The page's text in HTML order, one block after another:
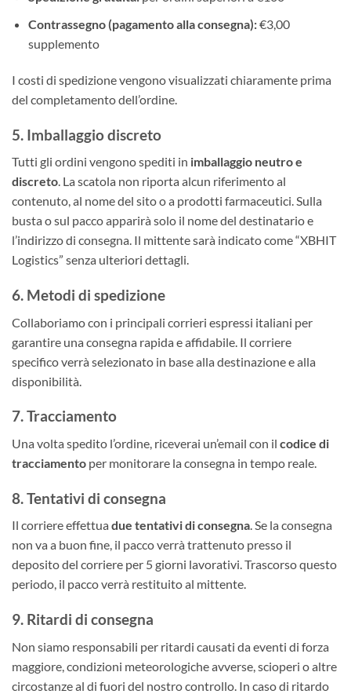
Contrassegno (pagamento alla consegna):€3,00
supplemento
I costi di spedizione vengono visualizzati chiaramente prima
del completamento dell’ordine.
5. Imballaggio discreto
Tutti gli ordini vengono spediti in imballaggio neutro e
discreto. La scatola non riporta alcun riferimento al
contenuto, al nome del sito o a prodotti farmaceutici. Sulla
busta o sul pacco apparirà solo il nome del destinatario e
l’indirizzo di consegna. Il mittente sarà indicato come “XBHIT
Logistics” senza ulteriori dettagli.
6. Metodi di spedizione
Collaboriamo con i principali corrieri espressi italiani per
garantire una consegna rapida e affidabile. Il corriere
specifico verrà selezionato in base alla destinazione e alla
disponibilità.
7. Tracciamento
Una volta spedito l’ordine, riceverai un’email con il codice di
tracciamento per monitorare la consegna in tempo reale.
8. Tentativi di consegna
Il corriere effettua due tentativi di consegna. Se la consegna
non va a buon fine, il pacco verrà trattenuto presso il
deposito del corriere per 5 giorni lavorativi. Trascorso questo
periodo, il pacco verrà restituito al mittente.
9. Ritardi di consegna
Non siamo responsabili per ritardi causati da eventi di forza
maggiore, condizioni meteorologiche avverse, scioperi o altre
circostanze al di fuori del nostro controllo. In caso di ritardo